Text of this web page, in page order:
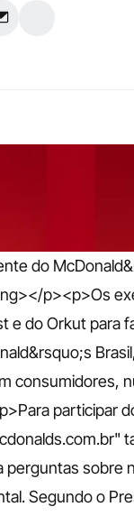
do
p><p>Os
e do Orkut para
consumidores,
participar
perguntas sobre
Segundo o